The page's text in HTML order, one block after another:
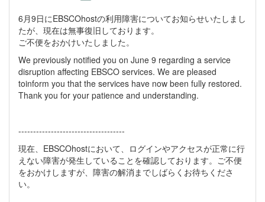
6月9日にEBSCOhostの利用障害についてお知らせいたしまし
たが、現在は無事復旧しております。
ご不便をおかけいたしました。
We previously notified you on June 9 regarding a service
disruption affecting EBSCO services. We are pleased
toinform you that the services have now been fully restored.
Thank you for your patience and understanding.
------------------------------------
現在、EBSCOhostにおいて、ログインやアクセスが正常に行
えない障害が発生していることを確認しております。ご不便
をおかけしますが、障害の解消までしばらくお待ちくださ
い。